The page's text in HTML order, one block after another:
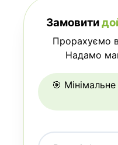
Замовити
Прорахуємо
Надамо
🎯